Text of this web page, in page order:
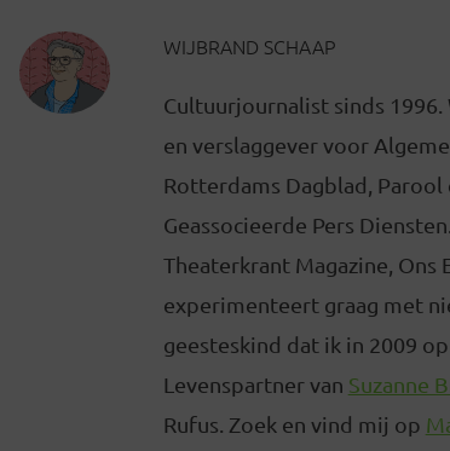
WIJBRAND SCHAAP
Cultuurjournalist sinds
en verslaggever voor
Rotterdams Dagblad,
Geassocieerde Pers
Theaterkrant Magazine, Ons
experimenteert graag met
geesteskind dat ik in 2009
Levenspartner van Suzanne
Rufus. Zoek en vind mij op